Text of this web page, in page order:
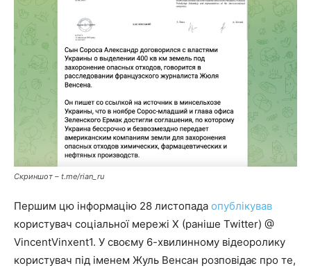
Скриншот – t.me/rian_ru
Першим цю інформацію 28 листопада опублікував
користувач соціальної мережі X (раніше Twitter) @
VincentVinxent1. У своєму 6-хвилинному відеоролику
користувач під іменем Жуль Венсан розповідає про те,